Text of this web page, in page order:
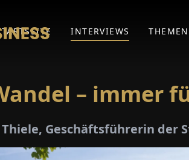
INTERVIEWS
– immer
Geschäftsführerin der